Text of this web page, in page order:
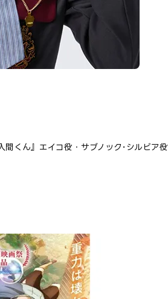
間くん』エイコ役・サブノック･シルビア役